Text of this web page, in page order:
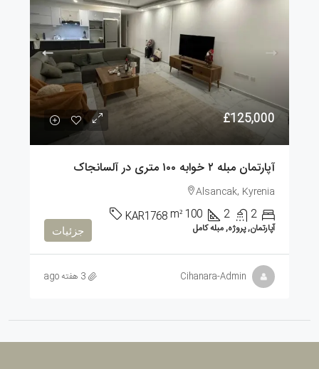
£125,000
آپارتمان مبله ۲ خوابه ۱۰۰ متری در آلسانجاک
Alsancak, Kyrenia
2
2
100
m²
KAR1768
آپارتمان, پروژه, مبله کامل جزئیات
Cihanara-Admin 3 هفته ago